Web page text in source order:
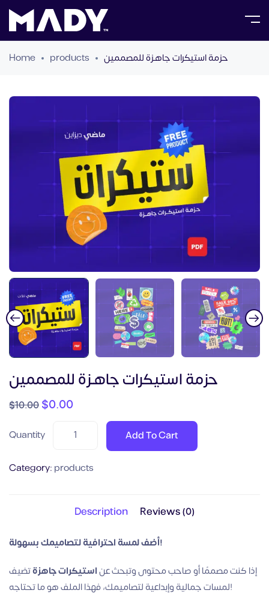
Home products حزمة استيكرات جاهـزة للمصممين
حزمة استيكرات جاهـزة للمصممين
$10.00$0.00
Quantity Add To Cart
Category: products
Description Reviews (0)
أضف لمسة احترافية لتصاميمك بسهولة!
إذا كنت مصممًا أو صاحب محتوى وتبحث عناستيكرات جاهزةتضيف
لمسات جمالية وإبداعية لتصاميمك، فهذا الملف هو ما تحتاجه!